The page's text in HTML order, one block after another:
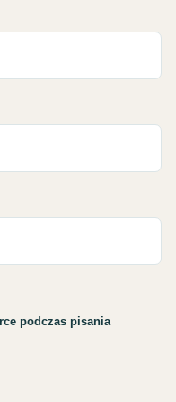
podczas pisania